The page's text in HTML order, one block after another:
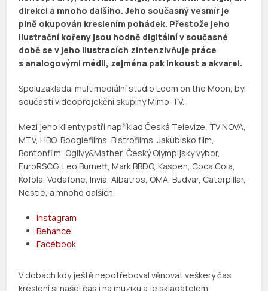
direkci a mnoho dalšího. Jeho současný vesmír je
plně okupován kreslením pohádek. Přestože jeho
ilustrační kořeny jsou hodně digitální v současné
době se v jeho ilustracích zintenzivňuje práce
s analogovými médii, zejména pak inkoust a akvarel.
Spoluzakládal multimediální studio Loom on the Moon, byl
součástí videoprojekční skupiny Mimo-TV.
Mezi jeho klienty patří například Česká Televize, TV NOVA,
MTV, HBO, ​​​​​​​Boogiefilms, Bistrofilms, Jakubisko film,
Bontonfilm, Ogilvy&Mather, Český Olympijský výbor,
EuroRSCG, Leo Burnett, Mark BBDO, Kaspen, Coca Cola,
Kofola, Vodafone, Invia, Albatros, OMA, Budvar, Caterpillar,
Nestle, a mnoho dalších.
Instagram
Behance
Facebook
V dobách kdy ještě nepotřeboval věnovat veškerý čas
kreslení si našel čas i na muziku a je skladatelem